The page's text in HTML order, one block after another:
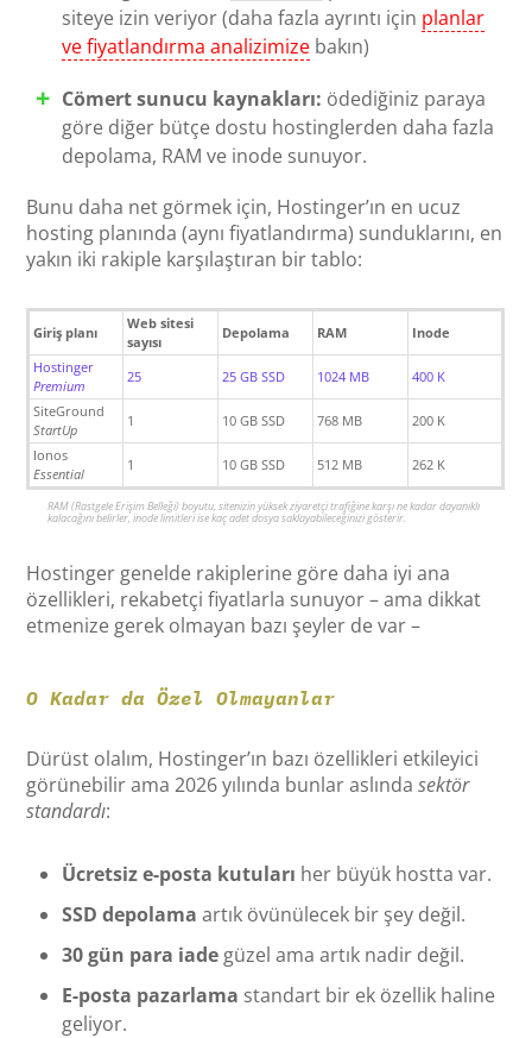
siteye izin veriyor (daha fazla ayrıntı için planlar
ve fiyatlandırma analizimize bakın)
Cömert sunucu kaynakları: ödediğiniz paraya
göre diğer bütçe dostu hostinglerden daha fazla
depolama, RAM ve inode sunuyor.
Bunu daha net görmek için, Hostinger’ın en ucuz
hosting planında (aynı fiyatlandırma) sunduklarını, en
yakın iki rakiple karşılaştıran bir tablo:
RAM (Rastgele Erişim Belleği) boyutu, sitenizin yüksek ziyaretçi trafiğine karşı ne kadar dayanıklı
kalacağını belirler, inode limitleri ise kaç adet dosya saklayabileceğinizi gösterir.
Giriş planı
Web sitesi
sayısı
Depolama RAM
Inode
Hostinger
Premium
25 25 GB SSD 1024 MB
400 K
SiteGround
StartUp
1 10 GB SSD 768 MB
200 K
Ionos
Essential
1 10 GB SSD 512 MB 262 K
Hostinger genelde rakiplerine göre daha iyi ana
özellikleri, rekabetçi fiyatlarla sunuyor – ama dikkat
etmenize gerek olmayan bazı şeyler de var –
O Kadar da Özel Olmayanlar
Dürüst olalım, Hostinger’ın bazı özellikleri etkileyici
görünebilir ama 2026 yılında bunlar aslındasektör
standardı:
Ücretsiz e-posta kutuları her büyük hostta var.
SSD depolama artık övünülecek bir şey değil.
30 gün para iade güzel ama artık nadir değil.
E-posta pazarlama standart bir ek özellik haline
geliyor.